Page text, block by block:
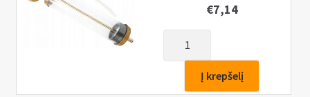
€7,14
Švirkštas
skystam
Į krepšelį